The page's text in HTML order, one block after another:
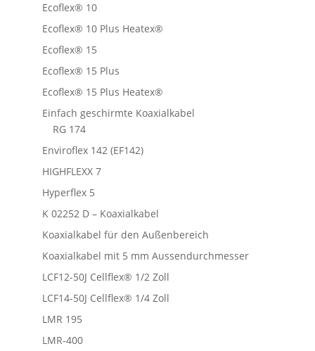
Ecoflex® 10
Ecoflex® 10 Plus Heatex®
Ecoflex® 15
Ecoflex® 15 Plus
Ecoflex® 15 Plus Heatex®
Einfach geschirmte Koaxialkabel
RG 174
Enviroflex 142 (EF142)
HIGHFLEXX 7
Hyperflex 5
K 02252 D – Koaxialkabel
Koaxialkabel für den Außenbereich
Koaxialkabel mit 5 mm Aussendurchmesser
LCF12-50J Cellflex® 1/2 Zoll
LCF14-50J Cellflex® 1/4 Zoll
LMR 195
LMR-400